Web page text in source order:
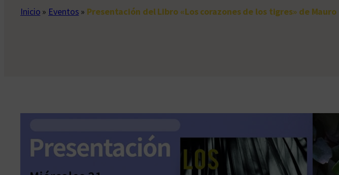
Inicio » Eventos » Presentación del Libro «Los corazones de los tigres» de Mauro